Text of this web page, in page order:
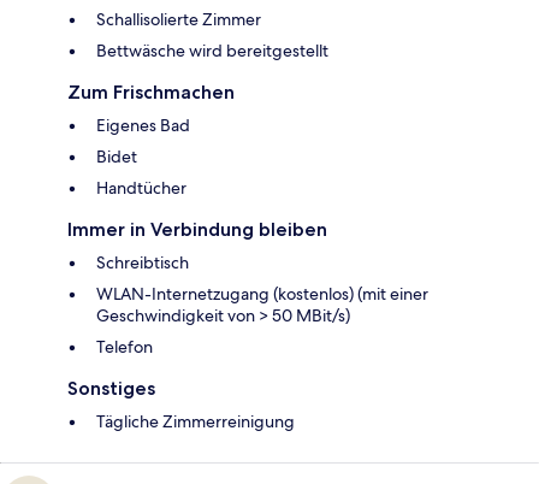
Schallisolierte Zimmer
Bettwäsche wird bereitgestellt
Zum Frischmachen
Eigenes Bad
Bidet
Handtücher
Immer in Verbindung bleiben
Schreibtisch
WLAN-Internetzugang (kostenlos) (mit einer
Geschwindigkeit von > 50 MBit/s)
Telefon
Sonstiges
Tägliche Zimmerreinigung